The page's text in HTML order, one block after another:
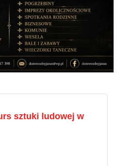
sztuki ludowej w